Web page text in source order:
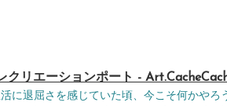
クリエーションポート -
に退屈さを感じていた頃、今こそ何かやろ